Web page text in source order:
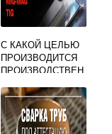
С КАКОЙ ЦЕЛЬЮ
ПРОИЗВОДИТСЯ
ПРОИЗВОДСТВЕН
ТЕХНОЛОГИИ
СВАРКИ